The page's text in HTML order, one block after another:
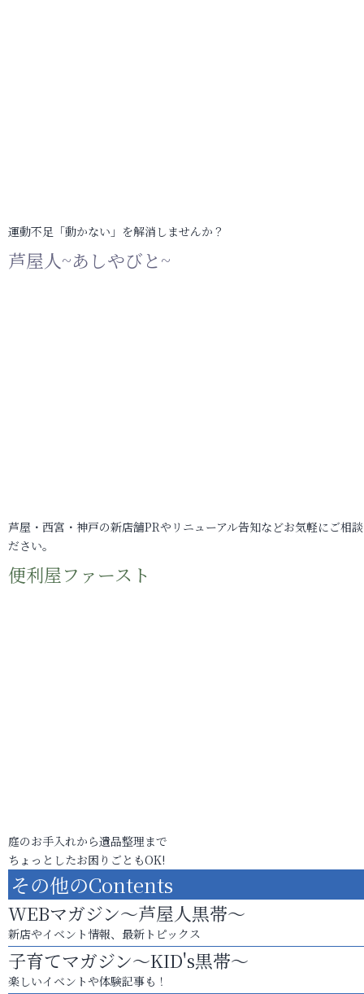
運動不足「動かない」を解消しませんか？
芦屋人~あしやびと~
芦屋・西宮・神戸の新店舗PRやリニューアル告知などお気軽にご相
ださい。
便利屋ファースト
庭のお手入れから遺品整理まで
ちょっとしたお困りごともOK!
その他のContents
WEBマガジン～芦屋人黒帯～
新店やイベント情報、最新トピックス
子育てマガジン～KID's黒帯～
楽しいイベントや体験記事も！